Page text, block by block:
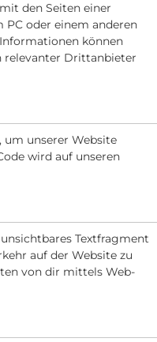
den Seiten einer
PC oder einem anderen
können
relevanter Drittanbieter
unserer Website
wird auf unseren
Textfragment
auf der Website zu
von dir mittels Web-